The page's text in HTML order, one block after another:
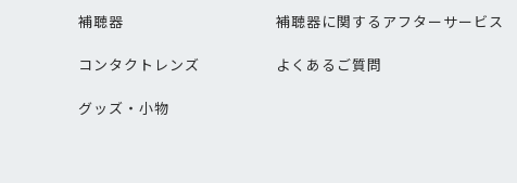
補聴器
コンタクトレンズ
グッズ・小物
補聴器に関するアフターサービス
よくあるご質問